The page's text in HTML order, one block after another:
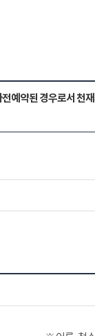
예약된 경우로서 천